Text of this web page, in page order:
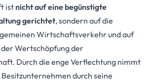
ist nicht auf eine begünstigte
gerichtet, sondern auf die
Wirtschaftsverkehr und auf
Wertschöpfung der
Durch die enge Verflechtung nimmt
durch seine